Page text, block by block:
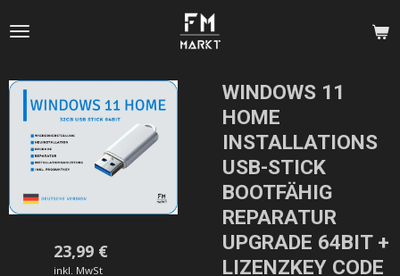
Hauptinhalt
WINDOWS 11
HOME
INSTALLATIONS
USB-STICK
BOOTFÄHIG
REPARATUR
UPGRADE 64BIT +
LIZENZKEY CODE
23,99 €
inkl. MwSt